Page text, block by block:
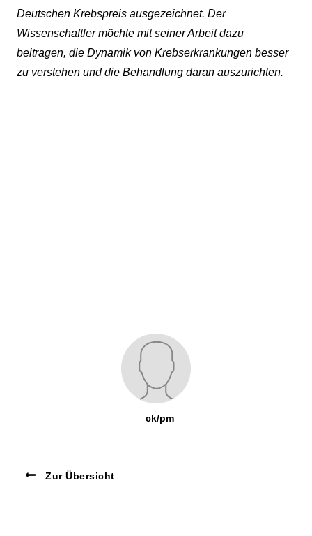
Deutschen Krebspreis ausgezeichnet. Der
Wissenschaftler möchte mit seiner Arbeit dazu
beitragen, die Dynamik von Krebserkrankungen besser
zu verstehen und die Behandlung daran auszurichten.
ck/pm
Zur Übersicht